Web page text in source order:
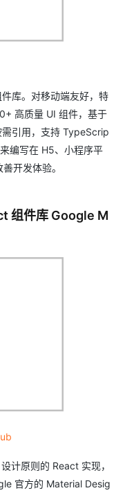
库。对移动端友好，特
高质量 UI 组件，基于
引用，支持 TypeScrip
编写在 H5、小程序平
开发体验。
组件库 Google M
设计原则的 React 实现，
官方的 Material Desig